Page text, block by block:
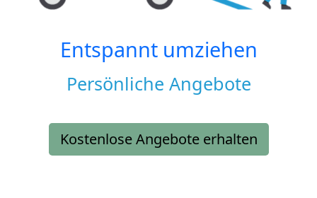
Entspannt umziehen
Persönliche Angebote
Kostenlose Angebote erhalten